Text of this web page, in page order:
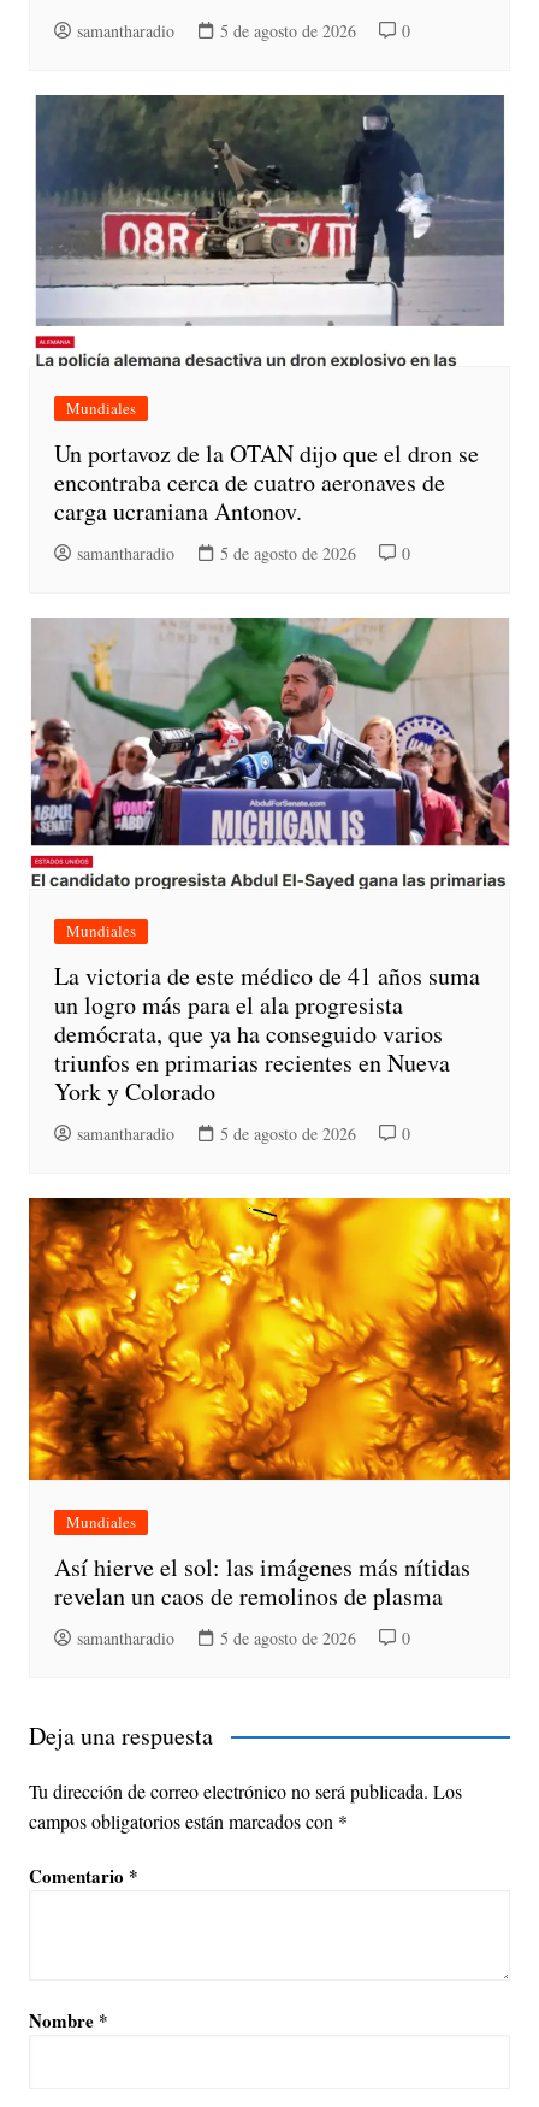
samantharadio 5 de agosto de 2026 0
Mundiales
Un portavoz de la OTAN dijo que el dron se
encontraba cerca de cuatro aeronaves de
carga ucraniana Antonov.
samantharadio 5 de agosto de 2026 0
Mundiales
La victoria de este médico de 41 años suma
un logro más para el ala progresista
demócrata, que ya ha conseguido varios
triunfos en primarias recientes en Nueva
York y Colorado
samantharadio 5 de agosto de 2026 0
Mundiales
Así hierve el sol: las imágenes más nítidas
revelan un caos de remolinos de plasma
samantharadio 5 de agosto de 2026 0
Deja una respuesta
Tu dirección de correo electrónico no será publicada. Los
campos obligatorios están marcados con *
Comentario *
Nombre *